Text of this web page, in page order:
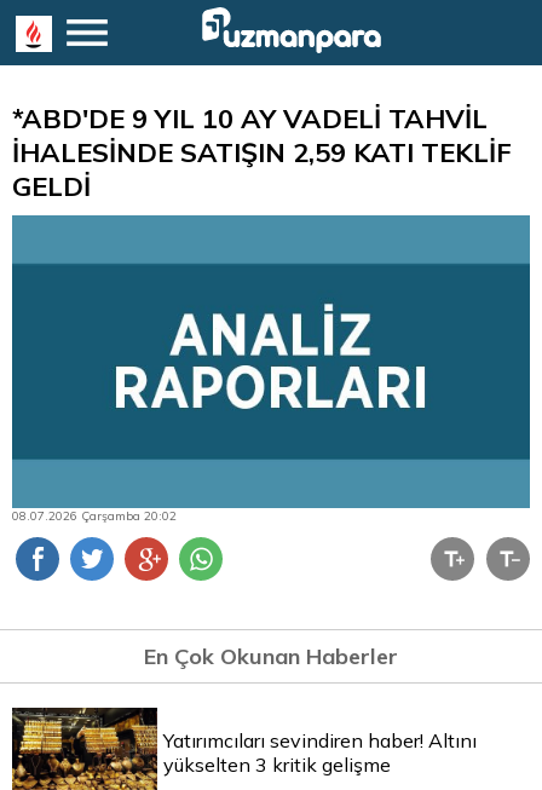
*ABD'DE 9 YIL 10 AY VADELİ TAHVİL
İHALESİNDE SATIŞIN 2,59 KATI TEKLİF
GELDİ
08.07.2026 Çarşamba 20:02
En Çok Okunan Haberler
Yatırımcıları sevindiren haber! Altını
yükselten 3 kritik gelişme